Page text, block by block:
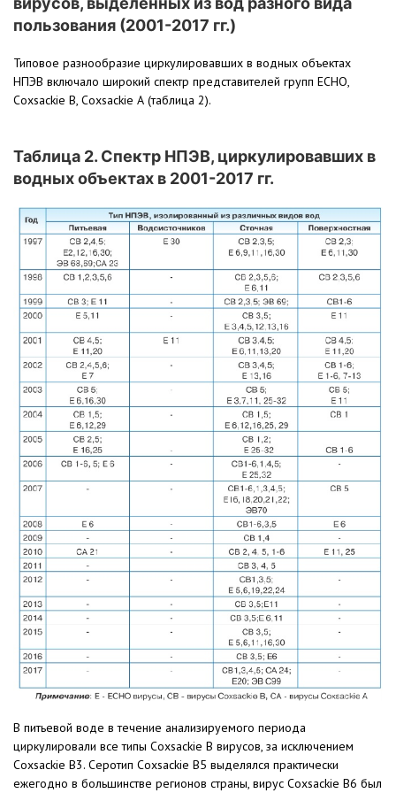
пользования (2001-2017 гг.)
Типовое разнообразие циркулировавших в водных объектах
НПЭВ включало широкий спектр представителей групп ЕСНО,
Coxsackie В, Coxsackie А (таблица 2).
Таблица 2. Спектр НПЭВ, циркулировавших в
водных объектах в 2001-2017 гг.
В питьевой воде в течение анализируемого периода
циркулировали все типы Coxsackie В вирусов, за исключением
Coxsackie В3. Серотип Coxsackie В5 выделялся практически
ежегодно в большинстве регионов страны, вирус Coxsackie В6 был